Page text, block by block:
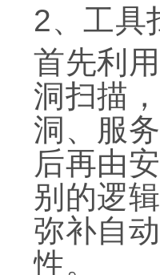
2、工具
首先利
洞扫描
洞、服
后再由
别的逻
弥补自
性。